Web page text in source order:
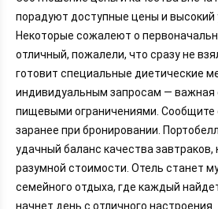
порадуют доступные цены и высокий
Некоторые сожалеют о
отличный, пожалели, что сразу не
готовит специальные диетические
индивидуальным запросам — важная
пищевыми ограничениями. Сообщите
заранее при бронировании.
удачный баланс качества
разумной стоимости. Отель станет
семейного отдыха, где каждый
начнет день с отличного настроения.